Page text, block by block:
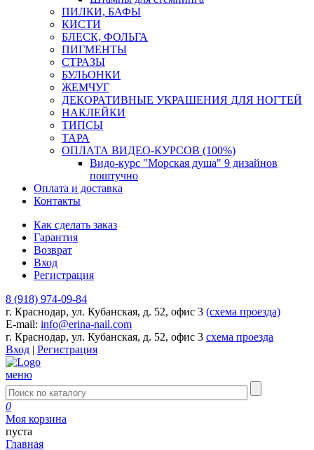
ПИЛКИ, БАФЫ
КИСТИ
БЛЕСК, ФОЛЬГА
ПИГМЕНТЫ
СТРАЗЫ
БУЛЬОНКИ
ЖЕМЧУГ
ДЕКОРАТИВНЫЕ УКРАШЕНИЯ ДЛЯ НОГТЕЙ
НАКЛЕЙКИ
ТИПСЫ
ТАРА
ОПЛАТА ВИДЕО-КУРСОВ (100%)
Видо-курс "Морская душа" 9 дизайнов
поштучно
Оплата и доставка
Контакты
Как сделать заказ
Гарантия
Возврат
Вход
Регистрация
8 (918) 974-09-84
г. Краснодар, ул. Кубанская, д. 52, офис 3 (схема проезда)
E-mail: info@erina-nail.com
г. Краснодар, ул. Кубанская, д. 52, офис 3 схема проезда
Вход | Регистрация
меню
0
Моя корзина
пуста
Главная